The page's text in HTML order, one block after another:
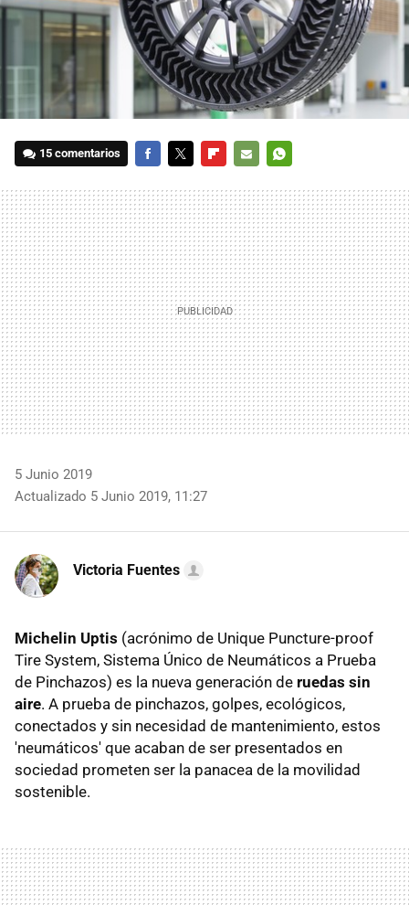
15 comentarios
MAIL
5 Junio 2019
Actualizado 5 Junio 2019, 11:27
Victoria Fuentes
Michelin Uptis (acrónimo de Unique Puncture-proof
Tire System, Sistema Único de Neumáticos a Prueba
de Pinchazos) es la nueva generación de ruedas sin
aire. A prueba de pinchazos, golpes, ecológicos,
conectados y sin necesidad de mantenimiento, estos
'neumáticos' que acaban de ser presentados en
sociedad prometen ser la panacea de la movilidad
sostenible.